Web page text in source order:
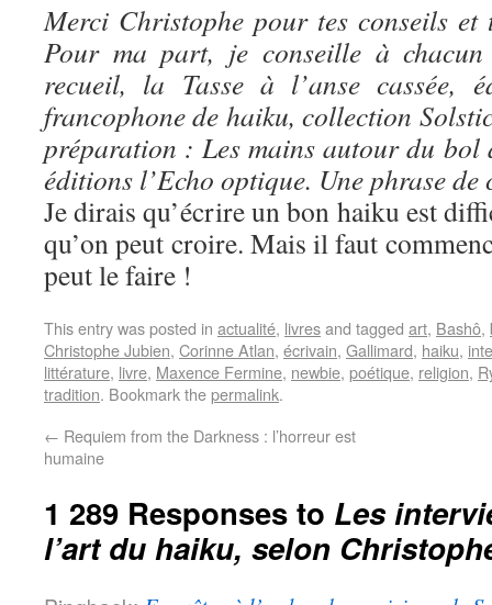
Merci Christophe pour tes conseils et
Pour ma part, je conseille à
recueil, la Tasse à l’anse cassée,
francophone de haiku, collection
préparation : Les mains autour du bol
éditions l’Echo optique. Une phrase de
Je dirais qu’écrire un bon haiku est
qu’on peut croire. Mais il faut
peut le faire !
This entry was posted in actualité, livresand tagged art, Bashô,
Christophe Jubien, Corinne Atlan, écrivain, Gallimard, haiku,
littérature, livre, Maxence Fermine, newbie, poétique, religion,
tradition. Bookmark thepermalink.
← Requiem from the Darkness : l’horreur est
humaine
1 289 Responses to Les
l’art du haiku, selon